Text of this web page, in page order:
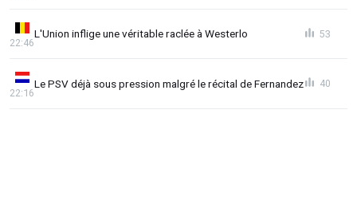
L'Union inflige une véritable raclée à Westerlo
22:46
53
Le PSV déjà sous pression malgré le récital de Fernandez
22:16
40